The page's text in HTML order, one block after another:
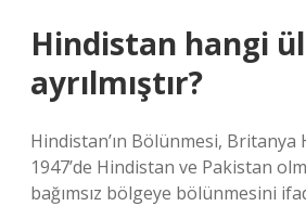
Hindistan hangi
ayrılmıştır?
Hindistan’ın Bölünmesi, Britanya
1947’de Hindistan ve Pakistan
bağımsız bölgeye bölünmesini